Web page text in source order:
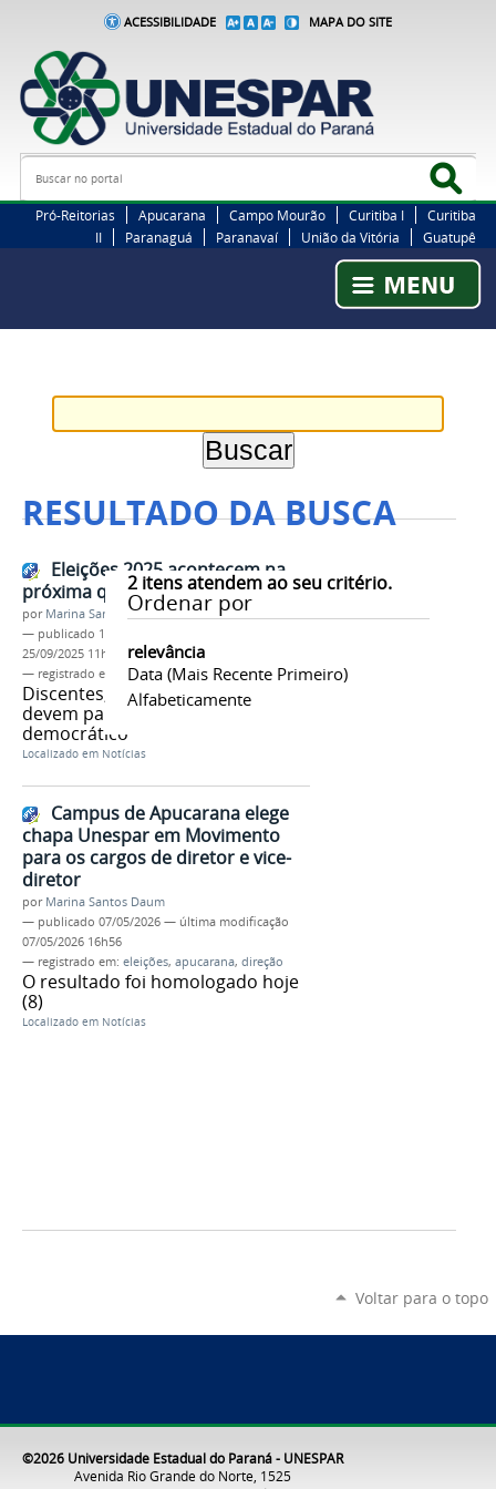
ACESSIBILIDADE MAPA DO SITE
Busca
Pró-Reitorias Apucarana Campo Mourão Curitiba I
Curitiba
II
Paranaguá Paranavaí União da Vitória Guatupê
RESULTADO DA BUSCA
2itens atendem ao seu critério.
Ordenar por
relevância
Data (mais Recente Primeiro)
Alfabeticamente
Eleições 2025 acontecem na
próxima quinta-feira
por Marina Santos Daum
— publicado 19/09/2025
25/09/2025 11h06
— registrado em:
eleições,conselho,direções
Discentes, docentes e agentes
devem participar do processo
democrático
Localizado em Notícias
Campus de Apucarana elege
chapa Unespar em Movimento
para os cargos de diretor e vice-
diretor
por Marina Santos Daum
— publicado 07/05/2026 — última modificação
07/05/2026 16h56
— registrado em: eleições, apucarana, direção
O resultado foi homologado hoje
(8)
Localizado em Notícias
Voltar para o topo
©2026 Universidade Estadual do Paraná - UNESPAR
Avenida Rio Grande do Norte, 1525